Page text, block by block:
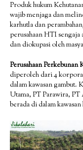
Produk hukum
wajib menjaga dan
karhutla dan
perusahaan HTI
dan diokupasi oleh
Perusahaan Perkebunan
diperoleh dari 4
dalam kawasan gambut.
Utama, PT Parawira,
berada di dalam kawasan